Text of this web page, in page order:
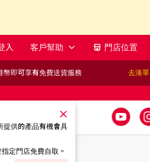
入 客戶幫助 門店位置
幣即可享有免費送貨服務 去湊單
提供的產品有機會具
定門店免費自取。